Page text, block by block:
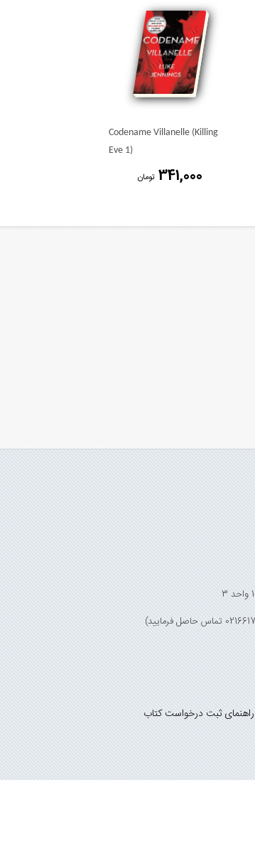
Codename Villanelle (Killing
Eve 1)
341,000 تومان
راهنمای ثبت درخواست کتاب